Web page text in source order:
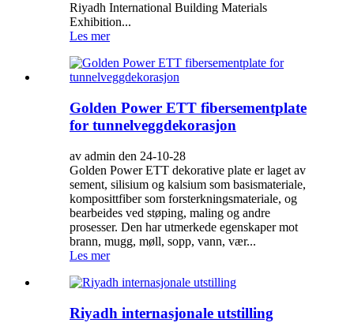
Riyadh International Building Materials
Exhibition...
Les mer
Golden Power ETT fibersementplate
for tunnelveggdekorasjon
av admin den 24-10-28
Golden Power ETT dekorative plate er laget av
sement, silisium og kalsium som basismateriale,
komposittfiber som forsterkningsmateriale, og
bearbeides ved støping, maling og andre
prosesser. Den har utmerkede egenskaper mot
brann, mugg, møll, sopp, vann, vær...
Les mer
Riyadh internasjonale utstilling